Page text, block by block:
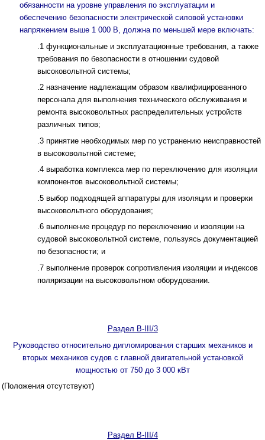
обязанности на уровне управления по эксплуатации и
обеспечению безопасности электрической силовой установки
напряжением выше 1 000 В, должна по меньшей мере включать:
.1 функциональные и эксплуатационные требования, а также
требования по безопасности в отношении судовой
высоковольтной системы;
.2 назначение надлежащим образом квалифицированного
персонала для выполнения технического обслуживания и
ремонта высоковольтных распределительных устройств
различных типов;
.3 принятие необходимых мер по устранению неисправностей
в высоковольтной системе;
.4 выработка комплекса мер по переключению для изоляции
компонентов высоковольтной системы;
.5 выбор подходящей аппаратуры для изоляции и проверки
высоковольтного оборудования;
.6 выполнение процедур по переключению и изоляции на
судовой высоковольтной системе, пользуясь документацией
по безопасности; и
.7 выполнение проверок сопротивления изоляции и индексов
поляризации на высоковольтном оборудовании.
Раздел B-III/3
Руководство относительно дипломирования старших механиков и
вторых механиков судов с главной двигательной установкой
мощностью от 750 до 3 000 кВт
(Положения отсутствуют)
Раздел B-III/4